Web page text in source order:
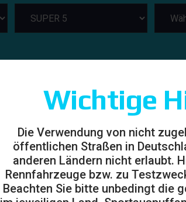
Wichtige
Die Verwendung von nicht
öffentlichen Straßen in
anderen Ländern nicht erlaubt.
Rennfahrzeuge bzw. zu
Beachten Sie bitte unbedingt die